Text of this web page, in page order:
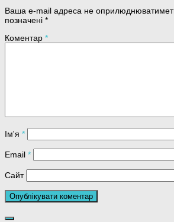
Ваша e-mail адреса не
позначені *
Коментар *
Ім'я *
Email *
Сайт